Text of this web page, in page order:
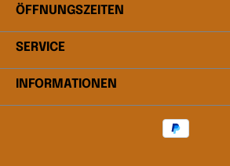
ÖFFNUNGSZEITEN
SERVICE
INFORMATIONEN